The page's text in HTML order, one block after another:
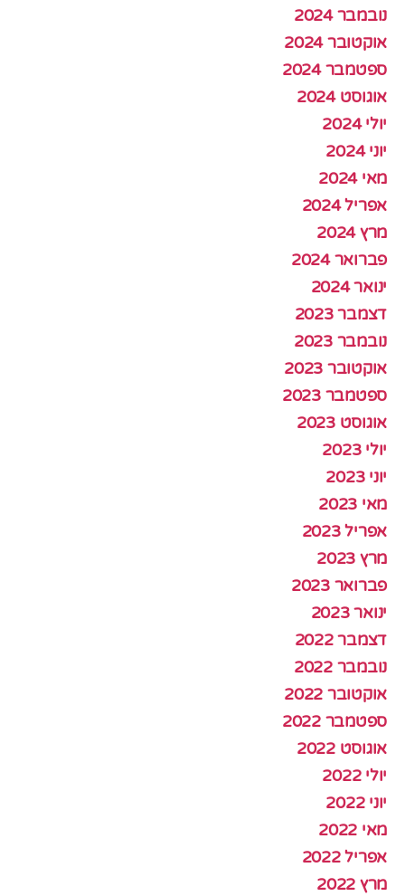
נובמבר 2024
אוקטובר 2024
ספטמבר 2024
אוגוסט 2024
יולי 2024
יוני 2024
מאי 2024
אפריל 2024
מרץ 2024
פברואר 2024
ינואר 2024
דצמבר 2023
נובמבר 2023
אוקטובר 2023
ספטמבר 2023
אוגוסט 2023
יולי 2023
יוני 2023
מאי 2023
אפריל 2023
מרץ 2023
פברואר 2023
ינואר 2023
דצמבר 2022
נובמבר 2022
אוקטובר 2022
ספטמבר 2022
אוגוסט 2022
יולי 2022
יוני 2022
מאי 2022
אפריל 2022
מרץ 2022